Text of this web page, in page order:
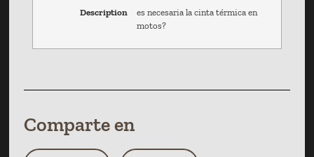
Description
es necesaria la cinta térmica en
motos?
Comparte en